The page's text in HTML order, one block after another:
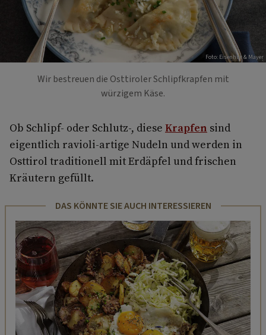
Foto: Eisenhut & Mayer
Wir bestreuen die Osttiroler Schlipfkrapfen mit
würzigem Käse.
Ob Schlipf-­ oder Schlutz-­, diese Krapfen sind
eigentlich ravioli-artige Nudeln und werden in
Osttirol traditionell mit Erdäpfel und frischen
Kräutern gefüllt.
DAS KÖNNTE SIE AUCH INTERESSIEREN